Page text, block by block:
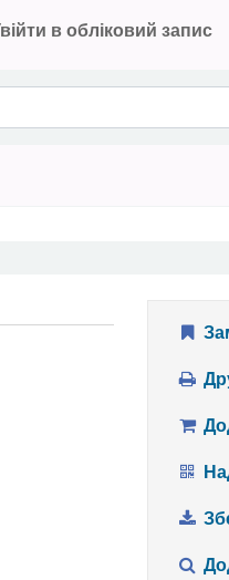
в обліковий запис